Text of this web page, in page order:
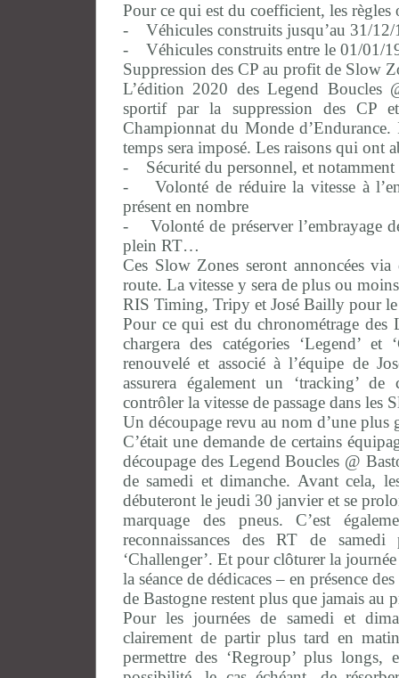
Pour ce qui est du coefficient, les règles
- Véhicules construits jusqu’au 31/
- Véhicules construits entre le 01/01/
Suppression des CP au profit de Slow
L’édition 2020 des Legend Boucles
sportif par la suppression des CP
Championnat du Monde d’Endurance.
temps sera imposé. Les raisons qui ont
- Sécurité du personnel, et notamment
- Volonté de réduire la vitesse à
présent en nombre
- Volonté de préserver l’embrayage
plein RT…
Ces Slow Zones seront annoncées
route. La vitesse y sera de plus ou
RIS Timing, Tripy et José Bailly pour le
Pour ce qui est du chronométrage
chargera des catégories ‘Legend’
renouvelé et associé à l’équipe de
assurera également un ‘tracking’
contrôler la vitesse de passage dans les
Un découpage revu au nom d’une
C’était une demande de certains
découpage des Legend Boucles @
de samedi et dimanche. Avant cela,
débuteront le jeudi 30 janvier et se
marquage des pneus. C’est
reconnaissances des RT de
‘Challenger’. Et pour clôturer la
la séance de dédicaces – en présence
de Bastogne restent plus que jamais au
Pour les journées de samedi et
clairement de partir plus tard en
permettre des ‘Regroup’ plus